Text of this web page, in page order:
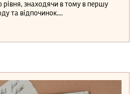
рівня, знаходячи в тому в першу
та відпочинок....